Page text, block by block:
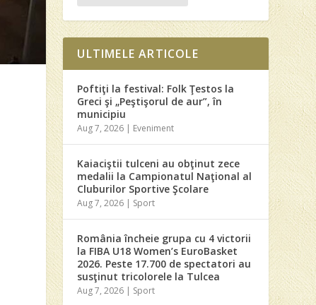
ULTIMELE ARTICOLE
Poftiţi la festival: Folk Ţestos la
Greci şi „Peştişorul de aur”, în
municipiu
Aug 7, 2026 | Eveniment
Kaiaciştii tulceni au obţinut zece
medalii la Campionatul Naţional al
Cluburilor Sportive Şcolare
Aug 7, 2026 | Sport
România încheie grupa cu 4 victorii
la FIBA U18 Women’s EuroBasket
2026. Peste 17.700 de spectatori au
susţinut tricolorele la Tulcea
Aug 7, 2026 | Sport